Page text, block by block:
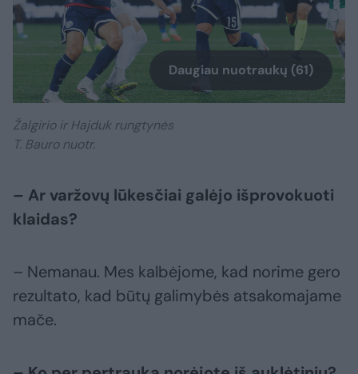
Daugiau nuotraukų (61)
Žalgirio ir Hajduk rungtynės
T. Bauro nuotr.
– Ar varžovų lūkesčiai galėjo išprovokuoti
klaidas?
– Nemanau. Mes kalbėjome, kad norime gero
rezultato, kad būtų galimybės atsakomajame
mače.